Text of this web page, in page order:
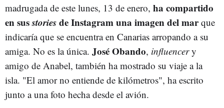
madrugada de este lunes, 13 de enero, ha compartido
en susstoriesde Instagram una imagen del marque
indicaría que se encuentra en Canarias arropando a su
amiga. No es la única. José Obando, influencery
amigo de Anabel, también ha mostrado su viaje a la
isla. "El amor no entiende de kilómetros", ha escrito
junto a una foto hecha desde el avión.